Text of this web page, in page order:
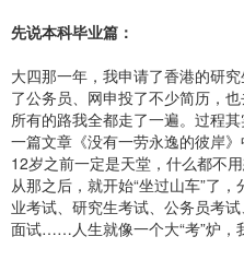
先说本科毕业篇：
大四那一年，我申请了香港的研
了公务员、网申投了不少简历，
所有的路我全都走了一遍。过程
一篇文章《没有一劳永逸的彼岸
12岁之前一定是天堂，什么都不
从那之后，就开始“坐过山车”了
业考试、研究生考试、公务员考
面试……人生就像一个大“考”炉，